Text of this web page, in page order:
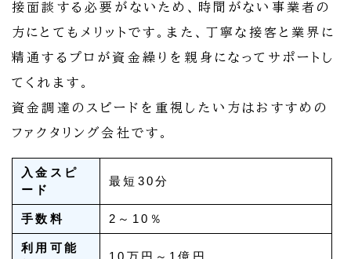
接面談する必要がないため、時間がない事業者の
方にとてもメリットです。また、丁寧な接客と業界に
精通するプロが資金繰りを親身になってサポートし
てくれます。
資金調達のスピードを重視したい方はおすすめの
ファクタリング会社です。
入金スピ
ード
最短30分
手数料 2～10％
利用可能